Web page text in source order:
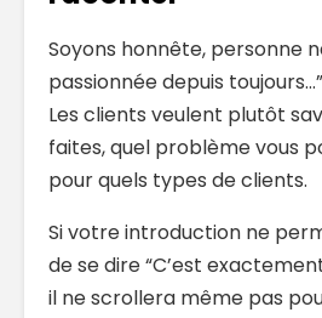
Soyons honnête, personne
passionnée depuis
Les clients veulent plutôt
faites, quel problème vous
pour quels types de clients.
Si votre introduction ne
de se dire “C’est
il ne scrollera même pas